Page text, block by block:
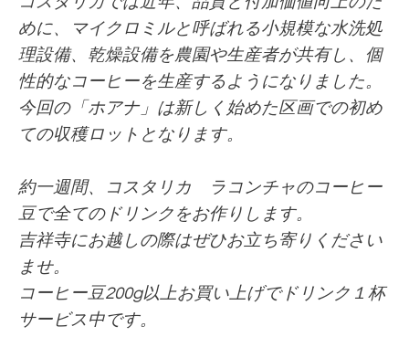
めに、マイクロミルと呼ばれる小規模な水洗処
理設備、乾燥設備を農園や生産者が共有し、個
性的なコーヒーを生産するようになりました。
今回の「ホアナ」は新しく始めた区画での初め
ての収穫ロットとなります。
約一週間、コスタリカ ラコンチャのコーヒー
豆で全てのドリンクをお作りします。
吉祥寺にお越しの際はぜひお立ち寄りください
ませ。
コーヒー豆200g以上お買い上げでドリンク１杯
サービス中です。